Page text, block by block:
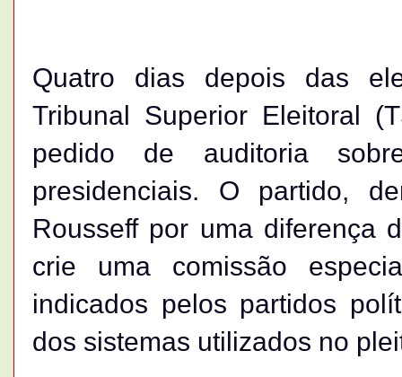
Quatro dias depois das
Tribunal Superior Eleitoral
pedido de auditoria
presidenciais. O partido,
Rousseff por uma diferença
crie uma comissão
indicados pelos partidos
dos sistemas utilizados no